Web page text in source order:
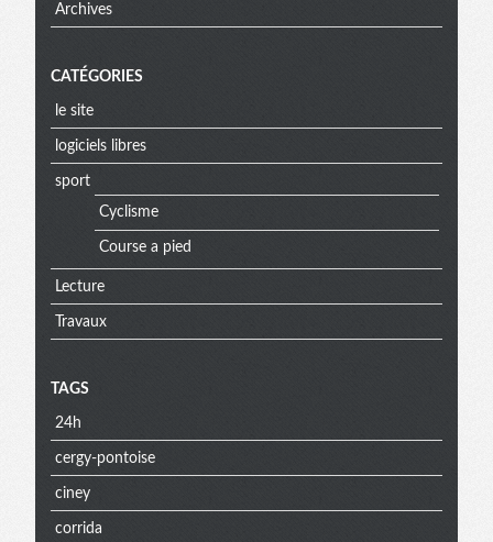
Archives
CATÉGORIES
le site
logiciels libres
sport
Cyclisme
Course a pied
Lecture
Travaux
TAGS
24h
cergy-pontoise
ciney
corrida